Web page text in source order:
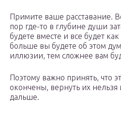
Примите ваше расставание.
пор где-то в глубине души
будете вместе и все будет
больше вы будете об этом
иллюзии, тем сложнее вам
Поэтому важно принять, что
окончены, вернуть их нельзя
дальше.